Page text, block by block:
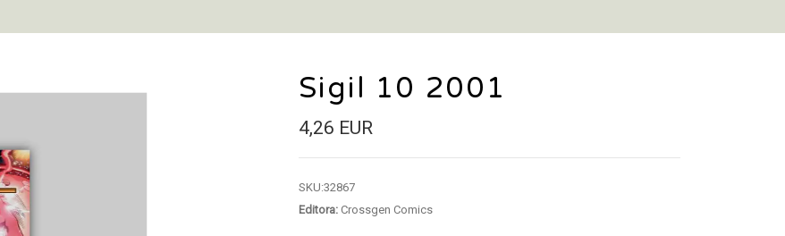
Sigil 10 2001
4,26 EUR
SKU:32867
Editora:Crossgen Comics